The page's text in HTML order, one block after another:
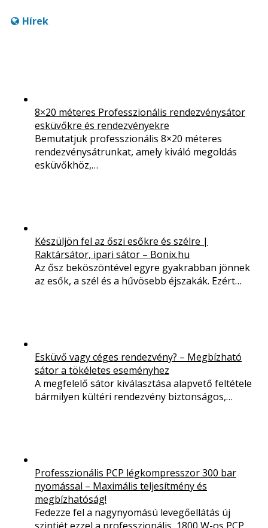
Hírek
8×20 méteres Professzionális rendezvénysátor
esküvőkre és rendezvényekre
Bemutatjuk professzionális 8×20 méteres
rendezvénysátrunkat, amely kiváló megoldás
esküvőkhöz,…
Készüljön fel az őszi esőkre és szélre |
Raktársátor, ipari sátor – Bonix.hu
Az ősz beköszöntével egyre gyakrabban jönnek
az esők, a szél és a hűvösebb éjszakák. Ezért…
Esküvő vagy céges rendezvény? – Megbízható
sátor a tökéletes eseményhez
A megfelelő sátor kiválasztása alapvető feltétele
bármilyen kültéri rendezvény biztonságos,…
Professzionális PCP légkompresszor 300 bar
nyomással – Maximális teljesítmény és
megbízhatóság!
Fedezze fel a nagynyomású levegőellátás új